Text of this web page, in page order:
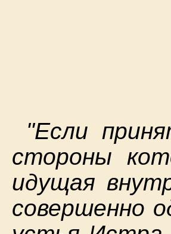
"Если
стороны
идущая
совершенно